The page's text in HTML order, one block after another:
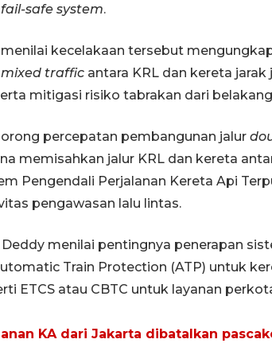
fail-safe system.
kecelakaan tersebut
mixed traffic antara KRL dan kereta
mitigasi risiko tabrakan dari
percepatan pembangunan jalur
memisahkan jalur KRL dan kereta
Pengendali Perjalanan Kereta Api
pengawasan lalu lintas.
menilai pentingnya penerapan
Train Protection (ATP) untuk
ETCS atau CBTC untuk layanan
KA dari Jakarta dibatalkan